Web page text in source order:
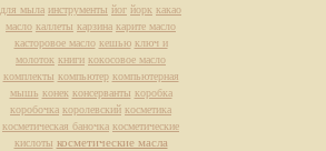
для мыла инструменты йог йорк какао
масло каллеты карзина карите масло
касторовое масло кешью ключ и
молоток книги кокосовое масло
комплекты компьютер компьютерная
мышь конек консерванты коробка
коробочка королевский косметика
косметическая баночка косметические
кислоты косметические масла